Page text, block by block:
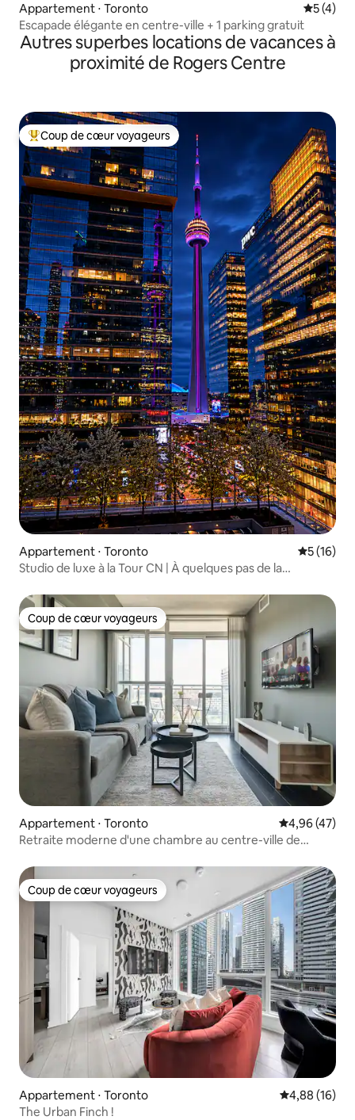
Appartement ⋅ Toronto
5 (4)
Escapade élégante en centre-ville + 1 parking gratuit
Autres superbes locations de vacances à
proximité de Rogers Centre
Coups de cœur voyageurs les plus appréciés
Coup de cœur voyageurs
Appartement ⋅ Toronto
5 (16)
Studio de luxe à la Tour CN | À quelques pas de la
Coup de cœur voyageurs
Coup de cœur voyageurs
Appartement ⋅ Toronto Évaluation
4,96 (47)
Retraite moderne d'une chambre au centre-ville de
Coup de cœur voyageurs
Coup de cœur voyageurs
Appartement ⋅ Toronto Évaluation
4,88 (16)
The Urban Finch !